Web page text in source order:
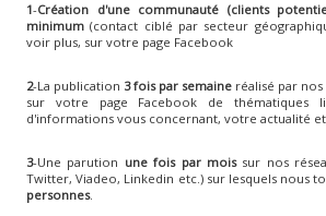
1-Création d'une communauté (clients
minimum(contact ciblé par secteur
voir plus, sur votre page Facebook
2-La publication 3 fois par semaine réalisé par
sur votre page Facebook de thématiques
d'informations vous concernant, votre actualité
3-Une parution une fois par moissur nos
Twitter, Viadeo, Linkedin etc.) sur lesquels nous
personnes.